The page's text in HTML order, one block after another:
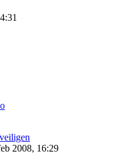
2008, 16:29